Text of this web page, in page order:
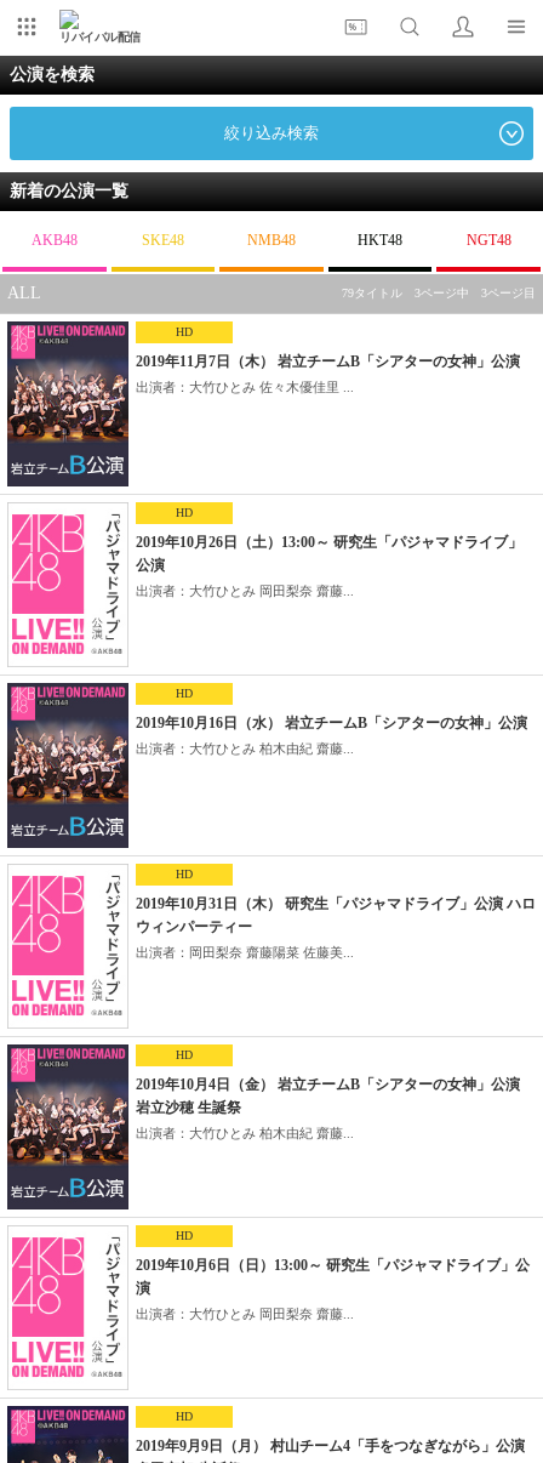
リバイバル配信
公演を検索
絞り込み検索
新着の公演一覧
AKB48 SKE48 NMB48 HKT48 NGT48
ALL 79タイトル 3ページ中 3ページ目
HD
2019年11月7日（木） 岩立チームB「シアターの女神」公演
出演者：大竹ひとみ 佐々木優佳里 ...
HD
2019年10月26日（土）13:00～ 研究生「パジャマドライブ」
公演
出演者：大竹ひとみ 岡田梨奈 齋藤...
HD
2019年10月16日（水） 岩立チームB「シアターの女神」公演
出演者：大竹ひとみ 柏木由紀 齋藤...
HD
2019年10月31日（木） 研究生「パジャマドライブ」公演 ハロ
ウィンパーティー
出演者：岡田梨奈 齋藤陽菜 佐藤美...
HD
2019年10月4日（金） 岩立チームB「シアターの女神」公演
岩立沙穂 生誕祭
出演者：大竹ひとみ 柏木由紀 齋藤...
HD
2019年10月6日（日）13:00～ 研究生「パジャマドライブ」公
演
出演者：大竹ひとみ 岡田梨奈 齋藤...
HD
2019年9月9日（月） 村山チーム4「手をつなぎながら」公演